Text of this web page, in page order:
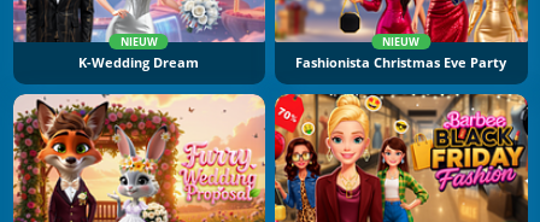
NIEUW
K-Wedding Dream
NIEUW
Fashionista Christmas Eve Party